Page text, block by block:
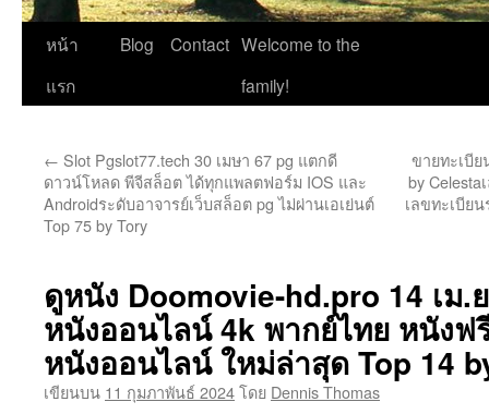
ข้าม
ไป
เนื้อหา
หน้า
แรก
Blog Contact Welcome to the
family!
← Slot Pgslot77.tech 30 เมษา 67 pg แตกดี
ดาวน์โหลด พีจีสล็อต ได้ทุกแพลตฟอร์ม IOS และ
Androidระดับอาจารย์เว็บสล็อต pg ไม่ผ่านเอเย่นต์
Top 75 by Tory
ขายทะเบีย
by
เลขทะเบีย
ดูหนัง Doomovie-hd.pro 14 เม.
หนังออนไลน์ 4k พากย์ไทย หนังฟ
หนังออนไลน์ ใหม่ล่าสุด Top 14
เขียนบน 11 กุมภาพันธ์ 2024โดย Dennis Thomas